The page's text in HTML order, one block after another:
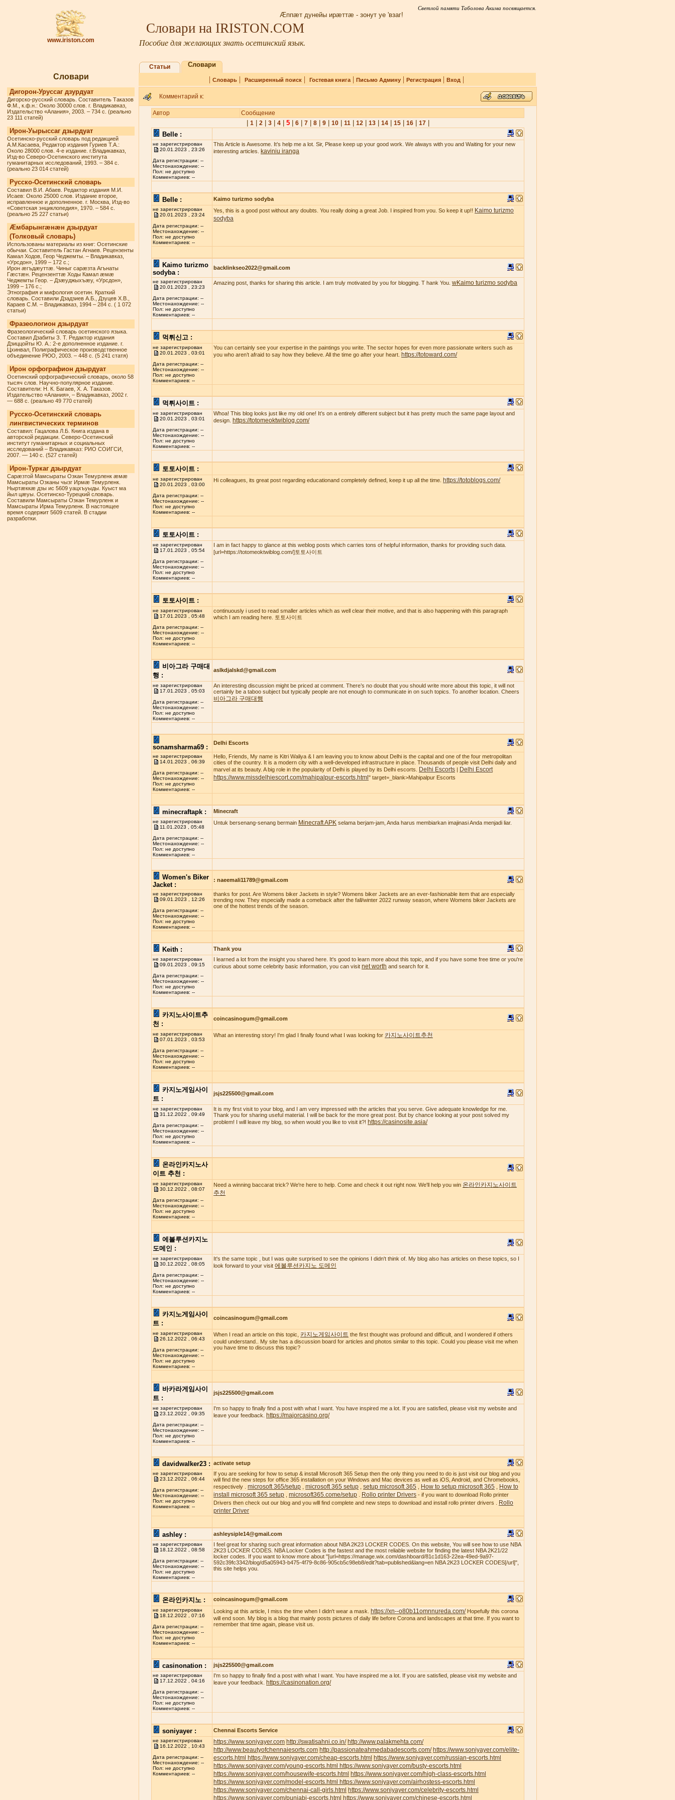
www.iriston.com
Светлой памяти Таболова Акима посвящается.
Æппæт дунейы ирæттæ - зонут уе 'взаг!
Словари на IRISTON.COM
Пособие для желающих знать осетинский язык.
Словари
Дигорон-Уруссаг дзурдуат
Дигорско-русский словарь. Составитель Таказов
Ф.М., к.ф.н.: Около 30000 слов. г. Владикавказ,
Издательство «Алания», 2003. – 734 с. (реально
23 111 статей)
Ирон-Уырыссаг дзырдуат
Осетинско-русский словарь под редакцией
А.М.Касаева, Редактор издания Гуриев Т.А.:
Около 28000 слов. 4-е издание. г.Владикавказ,
Изд-во Северо-Осетинского института
гуманитарных исследований, 1993. – 384 с.
(реально 23 014 статей)
Русско-Осетинский словарь
Составил В.И. Абаев. Редактор издания М.И.
Исаев: Около 25000 слов. Издание второе,
исправленное и дополненное. г. Москва, Изд-во
«Советская энциклопедия», 1970. – 584 с.
(реально 25 227 статьи)
Æмбарынгæнæн дзырдуат
(Толковый словарь)
Использованы материалы из книг: Осетинские
обычаи. Составитель Гастан Агнаев. Рецензенты
Камал Ходов, Геор Чеджемты. – Владикавказ,
«Урсдон», 1999 – 172 с.;
Ирон æгъдæуттæ. Чиныг сарæзта Агънаты
Гæстæн. Рецензенттæ Ходы Камал æмæ
Чеджемты Геор. – Дзæуджыхъæу, «Урсдон»,
1999 – 176 с.;
Этнография и мифология осетин. Краткий
словарь. Составили Дзадзиев А.Б., Дзуцев Х.В.,
Караев С.М. – Владикавказ, 1994 – 284 с. ( 1 072
статьи)
Фразеологион дзырдуат
Фразеологический словарь осетинского языка.
Составил Дзабиты З. Т. Редактор издания
Дзиццойты Ю. А.: 2-е дополненное издание. г.
Цхинвал, Полиграфическое производственное
объединение РЮО, 2003. – 448 с. (5 241 статя)
Ирон орфографион дзырдуат
Осетинский орфографический словарь, около 58
тысяч слов. Научно-популярное издание.
Составители: Н. К. Багаев, Х. А. Таказов.
Издательство «Алания», – Владикавказ, 2002 г.
— 688 с. (реально 49 770 статей)
Русско-Осетинский словарь
лингвистических терминов
Составил: Гацалова Л.Б. Книга издана в
авторской редакции. Северо-Осетинский
институт гуманитарных и социальных
исследований – Владикавказ: РИО СОИГСИ,
2007. — 140 с. (527 статей)
Ирон-Туркаг дзырдуат
Сарæзтой Мамсыраты Озкан Темурленк æмæ
Мамсыраты Озканы чызг Ирмæ Темурленк.
Ныртæккæ дзы ис 5609 уацхъуыды. Куыст ма
йыл цæуы. Осетинско-Турецкий словарь.
Составили Мамсыраты Озкан Темурленк и
Мамсыраты Ирма Темурленк. В настоящее
время содержит 5609 статей. В стадии
разработки.
Статьи Словари
| Словарь| Расширенный поиск| Гостевая книга| Письмо Админу| Регистрация| Вход |
Комментарий к:
Автор Сообщение
1| 2| 3| 4| 5| 6| 7| 8| 9| 10| 11| 12| 13| 14| 15| 16| 17|
Belle :
не зарегистрирован
20.01.2023 , 23:26
Дата регистрации: --
Местонахождение: --
Пол: не доступно
Комментариев: --
This Article is Awesome. It’s help me a lot. Sir, Please keep up your good work. We always with you and Waiting for your new
interesting articles.
kaviniu iranga
Belle : Kaimo turizmo sodyba
не зарегистрирован
20.01.2023 , 23:24
Дата регистрации: --
Местонахождение: --
Пол: не доступно
Комментариев: --
Yes, this is a good post without any doubts. You really doing a great Job. I inspired from you. So keep it up!! Kaimo turizmo
sodyba
Kaimo turizmo
sodyba :
backlinkseo2022@gmail.com
не зарегистрирован
20.01.2023 , 23:23
Дата регистрации: --
Местонахождение: --
Пол: не доступно
Комментариев: --
Amazing post, thanks for sharing this article. I am truly motivated by you for blogging. T hank You. wKaimo turizmo sodyba
먹튀신고 :
не зарегистрирован
20.01.2023 , 03:01
Дата регистрации: --
Местонахождение: --
Пол: не доступно
Комментариев: --
You can certainly see your expertise in the paintings you write. The sector hopes for even more passionate writers such as
you who aren’t afraid to say how they believe. All the time go after your heart.
https://totoward.com/
먹튀사이트 :
не зарегистрирован
20.01.2023 , 03:01
Дата регистрации: --
Местонахождение: --
Пол: не доступно
Комментариев: --
Whoa! This blog looks just like my old one! It’s on a entirely different subject but it has pretty much the same page layout and
design.
https://totomeoktwiblog.com/
토토사이트 :
не зарегистрирован
20.01.2023 , 03:00
Дата регистрации: --
Местонахождение: --
Пол: не доступно
Комментариев: --
Hi colleagues, its great post regarding educationand completely defined, keep it up all the time. https://totoblogs.com/
토토사이트 :
не зарегистрирован
17.01.2023 , 05:54
Дата регистрации: --
Местонахождение: --
Пол: не доступно
Комментариев: --
I am in fact һaрpy to glаnce at this weblog posts wһich carгies tons of helpfսl іnformation, thanks for providing such data.
[url=https://totomeoktwiblog.com/]토토사이트
토토사이트 :
не зарегистрирован
17.01.2023 , 05:48
Дата регистрации: --
Местонахождение: --
Пол: не доступно
Комментариев: --
continuously i used to read smaller articles which as well clear their motive, and that is also happening with this paragraph
which I am reading here. 토토사이트
비아그라 구매대
행 :
aslkdjalskd@gmail.com
не зарегистрирован
17.01.2023 , 05:03
Дата регистрации: --
Местонахождение: --
Пол: не доступно
Комментариев: --
An interesting discussion might be priced at comment. There’s no doubt that you should write more about this topic, it will not
certainly be a taboo subject but typically people are not enough to communicate in on such topics. To another location. Cheers
비아그라 구매대행
sonamsharma69 :
Delhi Escorts
не зарегистрирован
14.01.2023 , 06:39
Дата регистрации: --
Местонахождение: --
Пол: не доступно
Комментариев: --
Hello, Friends, My name is Kitri Waliya & I am leaving you to know about Delhi is the capital and one of the four metropolitan
cities of the country. It is a modern city with a well-developed infrastructure in place. Thousands of people visit Delhi daily and
marvel at its beauty. A big role in the popularity of Delhi is played by its Delhi escorts.
Delhi Escorts | Delhi Escort
https://www.missdelhiescort.com/mahipalpur-escorts.html " target=_blank>Mahipalpur Escorts
minecraftapk : Minecraft
не зарегистрирован
11.01.2023 , 05:48
Дата регистрации: --
Местонахождение: --
Пол: не доступно
Комментариев: --
Untuk bersenang-senang bermain Minecraft APK selama berjam-jam, Anda harus membiarkan imajinasi Anda menjadi liar.
Women's Biker
Jacket :
: naeemali11789@gmail.com
не зарегистрирован
09.01.2023 , 12:26
Дата регистрации: --
Местонахождение: --
Пол: не доступно
Комментариев: --
thanks for post. Are Womens biker Jackets in style? Womens biker Jackets are an ever-fashionable item that are especially
trending now. They especially made a comeback after the fall/winter 2022 runway season, where Womens biker Jackets are
one of the hottest trends of the season.
Keith : Thank you
не зарегистрирован
09.01.2023 , 09:15
Дата регистрации: --
Местонахождение: --
Пол: не доступно
Комментариев: --
I learned a lot from the insight you shared here. It's good to learn more about this topic, and if you have some free time or you're
curious about some celebrity basic information, you can visit net worth and search for it.
카지노사이트추
천 :
coincasinogum@gmail.com
не зарегистрирован
07.01.2023 , 03:53
Дата регистрации: --
Местонахождение: --
Пол: не доступно
Комментариев: --
What an interesting story! I'm glad I finally found what I was looking for 카지노사이트추천
카지노게임사이
트 :
jsjs225500@gmail.com
не зарегистрирован
31.12.2022 , 09:49
Дата регистрации: --
Местонахождение: --
Пол: не доступно
Комментариев: --
It is my first visit to your blog, and I am very impressed with the articles that you serve. Give adequate knowledge for me.
Thank you for sharing useful material. I will be back for the more great post. But by chance looking at your post solved my
problem! I will leave my blog, so when would you like to visit it?! https://casinosite.asia/
온라인카지노사
이트 추천 :
не зарегистрирован
30.12.2022 , 08:07
Дата регистрации: --
Местонахождение: --
Пол: не доступно
Комментариев: --
Need a winning baccarat trick? We're here to help. Come and check it out right now. We'll help you win 온라인카지노사이트
추천
에볼루션카지노
도메인 :
не зарегистрирован
30.12.2022 , 08:05
Дата регистрации: --
Местонахождение: --
Пол: не доступно
Комментариев: --
It's the same topic , but I was quite surprised to see the opinions I didn't think of. My blog also has articles on these topics, so I
look forward to your visit 에볼루션카지노 도메인
카지노게임사이
트 :
coincasinogum@gmail.com
не зарегистрирован
26.12.2022 , 06:43
Дата регистрации: --
Местонахождение: --
Пол: не доступно
Комментариев: --
When I read an article on this topic, 카지노게임사이트 the first thought was profound and difficult, and I wondered if others
could understand.. My site has a discussion board for articles and photos similar to this topic. Could you please visit me when
you have time to discuss this topic?
바카라게임사이
트 :
jsjs225500@gmail.com
не зарегистрирован
23.12.2022 , 09:35
Дата регистрации: --
Местонахождение: --
Пол: не доступно
Комментариев: --
I'm so happy to finally find a post with what I want. You have inspired me a lot. If you are satisfied, please visit my website and
leave your feedback.
https://majorcasino.org/
davidwalker23 : activate setup
не зарегистрирован
23.12.2022 , 06:44
Дата регистрации: --
Местонахождение: --
Пол: не доступно
Комментариев: --
If you are seeking for how to setup & install Microsoft 365 Setup then the only thing you need to do is just visit our blog and you
will find the new steps for office 365 installation on your Windows and Mac devices as well as iOS, Android, and Chromebooks,
respectively . microsoft 365/setup microsoft 365 setup setup microsoft 365 How to setup microsoft 365
How to
install microsoft 365 setup
microsoft365.come/setup Rollo printer Drivers - if you want to download Rollo printer
Drivers then check out our blog and you wlll find complete and new steps to download and install rollo printer drivers .
Rollo
printer Driver
ashley : ashleysiple14@gmail.com
не зарегистрирован
18.12.2022 , 08:58
Дата регистрации: --
Местонахождение: --
Пол: не доступно
Комментариев: --
I feel great for sharing such great information about NBA 2K23 LOCKER CODES. On this website, You will see how to use NBA
2K23 LOCKER CODES. NBA Locker Codes is the fastest and the most reliable website for finding the latest NBA 2K21/22
locker codes. If you want to know more about "[url=https://manage.wix.com/dashboard/81c1d163-22ea-49ed-9a97-
592c39fc3342/blog/d5a05943-b475-4f79-8c86-905cb5c98eb8/edit?tab=published&lang=en NBA 2K23 LOCKER CODES[/url]",
this site helps you.
온라인카지노 : coincasinogum@gmail.com
не зарегистрирован
18.12.2022 , 07:16
Дата регистрации: --
Местонахождение: --
Пол: не доступно
Комментариев: --
Looking at this article, I miss the time when I didn't wear a mask. https://xn--o80b11omnnureda.com/Hopefully this corona
will end soon. My blog is a blog that mainly posts pictures of daily life before Corona and landscapes at that time. If you want to
remember that time again, please visit us.
casinonation : jsjs225500@gmail.com
не зарегистрирован
17.12.2022 , 04:16
Дата регистрации: --
Местонахождение: --
Пол: не доступно
Комментариев: --
I'm so happy to finally find a post with what I want. You have inspired me a lot. If you are satisfied, please visit my website and
leave your feedback.
https://casinonation.org/
soniyayer : Chennai Escorts Service
не зарегистрирован
16.12.2022 , 10:43
Дата регистрации: --
Местонахождение: --
Пол: не доступно
Комментариев: --
https://www.soniyayer.com http://swatisahni.co.in/ http://www.palakmehta.com/
http://www.beautyofchennaiesorts.com http://passionateahmedabadescorts.com/ https://www.soniyayer.com/elite-
escorts.html https://www.soniyayer.com/cheap-escorts.html https://www.soniyayer.com/russian-escorts.html
https://www.soniyayer.com/young-escorts.html https://www.soniyayer.com/busty-escorts.html
https://www.soniyayer.com/housewife-escorts.html https://www.soniyayer.com/high-class-escorts.html
https://www.soniyayer.com/model-escorts.html https://www.soniyayer.com/airhostess-escorts.html
https://www.soniyayer.com/chennai-call-girls.html https://www.soniyayer.com/celebrity-escorts.html
https://www.soniyayer.com/punjabi-escorts.html https://www.soniyayer.com/chinese-escorts.html